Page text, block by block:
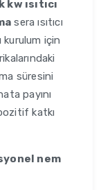
ısıtıcı
sera ısıtıcı
kurulum için
süresini
payını
katkı
nem